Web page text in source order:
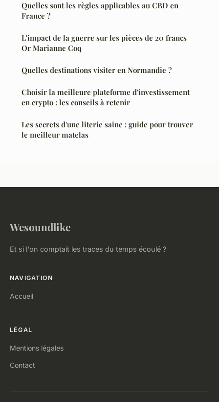
Quelles sont les règles applicables au CBD en
France ?
L'impact de la guerre sur les pièces de 20 francs
Or Marianne Coq
Quelles destinations visiter en Normandie ?
Choisir la meilleure plateforme d'investissement
en crypto : les conseils à retenir
Les secrets d'une literie saine : guide pour trouver
le meilleur matelas
Wesoundlike
Et si l'on comptait les traces du temps écoulé ?
NAVIGATION
Accueil
LÉGAL
Mentions légales
Contact